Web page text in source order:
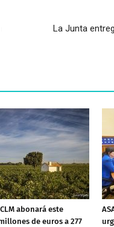
La Junta
abonará este
de euros a 277